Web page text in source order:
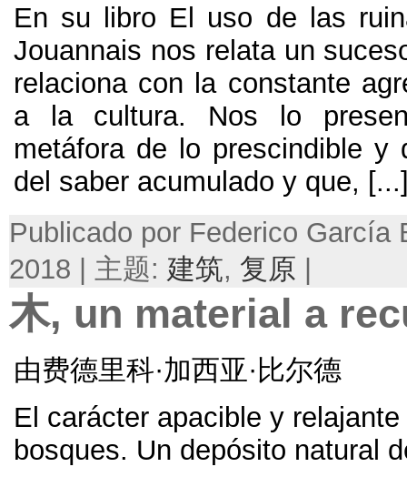
En su libro El uso de las
Jouannais nos relata un
relaciona con la constante
a la cultura. Nos lo
metáfora de lo prescindible y
del saber acumulado y que,
Publicado por Federico García
2018 | 主题: 建筑, 复原 |
木, un material a
由费德里科·加西亚·比尔德
El carácter apacible y
bosques. Un depósito natural